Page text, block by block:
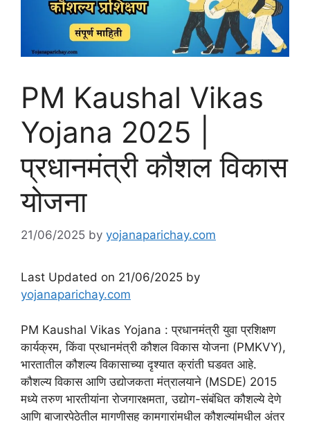
PM Kaushal Vikas
Yojana 2025 |
प्रधानमंत्री कौशल विकास
योजना
21/06/2025 by yojanaparichay.com
Last Updated on 21/06/2025 by
yojanaparichay.com
PM Kaushal Vikas Yojana : प्रधानमंत्री युवा प्रशिक्षण
कार्यक्रम, किंवा प्रधानमंत्री कौशल विकास योजना (PMKVY),
भारतातील कौशल्य विकासाच्या दृश्यात क्रांती घडवत आहे.
कौशल्य विकास आणि उद्योजकता मंत्रालयाने (MSDE) 2015
मध्ये तरुण भारतीयांना रोजगारक्षमता, उद्योग-संबंधित कौशल्ये देणे
आणि बाजारपेठेतील मागणीसह कामगारांमधील कौशल्यांमधील अंतर